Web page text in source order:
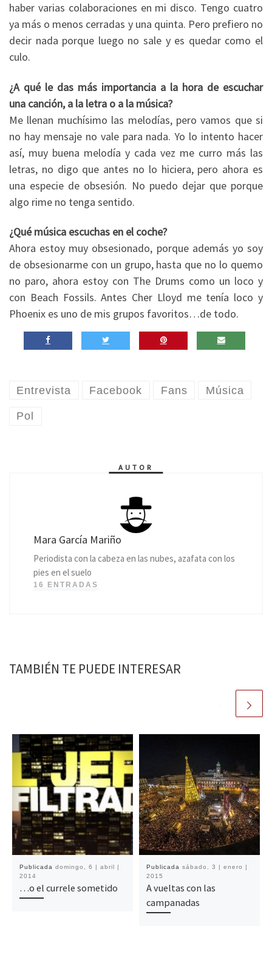
haber varias colaboraciones en mi disco. Tengo cuatro
ya más o menos cerradas y una quinta. Pero prefiero no
decir nada porque luego no sale y es quedar como el
culo.
¿A qué le das más importancia a la hora de escuchar
una canción, a la letra o a la música?
Me llenan muchísimo las melodías, pero vamos que si
no hay mensaje no vale para nada. Yo lo intento hacer
así, muy buena melodía y cada vez me curro más las
letras, no digo que antes no lo hiciera, pero ahora es
una especie de obsesión. No puedo dejar que porque
algo rime no tenga sentido.
¿Qué música escuchas en el coche?
Ahora estoy muy obsesionado, porque además yo soy
de obsesionarme con un grupo, hasta que no lo quemo
no paro, ahora estoy con The Drums como un loco y
con Beach Fossils. Antes Cher Lloyd me tenía loco y
Phoenix es uno de mis grupos favoritos…de todo.
Entrevista Facebook Fans Música
Pol
AUTOR
Mara García Mariño
Periodista con la cabeza en las nubes, azafata con los
pies en el suelo
16 ENTRADAS
TAMBIÉN TE PUEDE INTERESAR
Publicada domingo, 6 | abril |
2014
…o el currele sometido
Publicada sábado, 3 | enero |
2015
A vueltas con las
campanadas